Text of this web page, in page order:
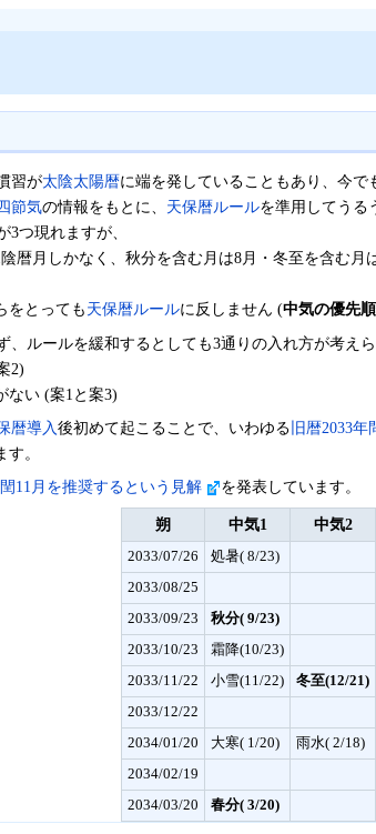
習が太陰太陽暦に端を発していることもあり、今で
節気の情報をもとに、 天保暦ルールを準用してうる
3つ現れますが、
暦月しかなく、秋分を含む月は8月・冬至を含む
をとっても天保暦ルールに反しません (中気の優先
、ルールを緩和するとしても3通りの入れ方が考えら
2)
ない (案1と案3)
暦導入後初めて起こることで、いわゆる 旧暦2033年
す。
閏11月を推奨するという見解 を発表しています。
朔 中気1 中気2
2033/07/26 処暑( 8/23)
2033/08/25
2033/09/23
秋分( 9/23)
2033/10/23
霜降(10/23)
2033/11/22
小雪(11/22) 冬至(12/21)
2033/12/22
2034/01/20
大寒( 1/20) 雨水( 2/18)
2034/02/19
2034/03/20
春分( 3/20)